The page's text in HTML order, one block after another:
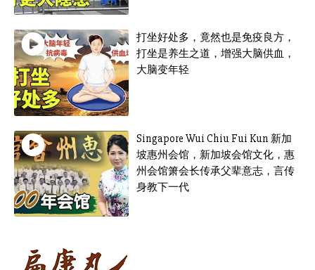
打坐好处多，竟然也是免疫良方，
打坐是养生之道，增强大脑供血，
大脑变年轻
Singapore Wui Chiu Fui Kun 新加
坡惠州会馆，新加坡会馆文化，惠
州会馆箫会长传承父辈意志，言传
身教下一代